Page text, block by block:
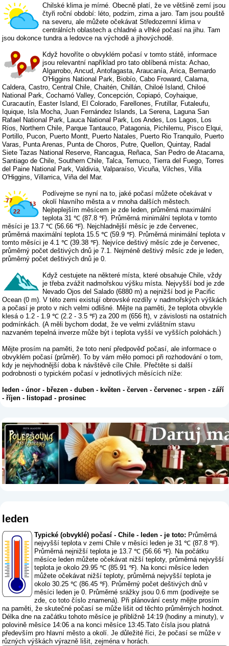
Chilské klima je mírné. Obecně platí, že ve většině zemí jsou
čtyři roční období: léto, podzim, zima a jaro. Tam jsou pouště
na severu, ale můžete očekávat Středozemní klima v
centrálních oblastech a chladné a vlhké počasí na jihu. Tam
jsou dokonce tundra a ledovce na východě a jihovýchodě.
Když hovoříte o obvyklém počasí v tomto státě, informace
jsou relevantní například pro tato oblíbená místa: Achao,
Algarrobo, Ancud, Antofagasta, Araucanía, Arica, Bernardo
O'Higgins National Park, Biobío, Cabo Froward, Calama,
Caldera, Castro, Central Chile, Chaitén, Chillán, Chiloé Island, Chiloé
National Park, Cochamó Valley, Concepción, Copiapó, Coyhaique,
Curacautín, Easter Island, El Colorado, Farellones, Frutillar, Futaleufu,
Iquique, Isla Mocha, Juan Fernández Islands, La Serena, Laguna San
Rafael National Park, Lauca National Park, Los Andes, Los Lagos, Los
Ríos, Northern Chile, Parque Tantauco, Patagonia, Pichilemu, Pisco Elqui,
Portillo, Pucon, Puerto Montt, Puerto Natales, Puerto Rio Tranquilo, Puerto
Varas, Punta Arenas, Punta de Choros, Putre, Quellon, Quintay, Radal
Siete Tazas National Reserve, Rancagua, Reñaca, San Pedro de Atacama,
Santiago de Chile, Southern Chile, Talca, Temuco, Tierra del Fuego, Torres
del Paine National Park, Valdivia, Valparaíso, Vicuña, Vilches, Villa
O'Higgins, Villarrica, Viña del Mar.
Podívejme se nyní na to, jaké počasí můžete očekávat v
okolí hlavního města a v mnoha dalších městech.
Nejteplejším měsícem je zde leden, průměrná maximální
teplota 31 ℃ (87.8 ℉). Průměrná minimální teplota v tomto
měsíci je 13.7 ℃ (56.66 ℉). Nejchladnější měsíc je zde červenec,
průměrná maximální teplota 15.5 ℃ (59.9 ℉). Průměrná minimální teplota v
tomto měsíci je 4.1 ℃ (39.38 ℉). Nejvíce deštivý měsíc zde je červenec,
průměrný počet deštivých dnů je 7.1. Nejméně deštivý měsíc zde je leden,
průměrný počet deštivých dnů je 0.
Když cestujete na některé místa, které obsahuje Chile, vždy
je třeba zvážit nadmořskou výšku místa. Nejvyšší bod je zde
Nevado Ojos del Salado (6880 m) a nejnižší bod je Pacific
Ocean (0 m). V této zemi existují obrovské rozdíly v nadmořských výškách
a počasí je proto v nich velmi odlišné. Mějte na paměti, že teplota obvykle
klesá o 1.2 - 1.9 ℃ (2.2 - 3.5 ℉) za 200 m (656 ft), v závislosti na ostatních
podmínkách. (A měli bychom dodat, že ve velmi zvláštním stavu
nazvaném tepelná inverze může být i teplota vyšší ve vyšších polohách.)
Mějte prosím na paměti, že toto není předpověď počasí, ale informace o
obvyklém počasí (průměr). To by vám mělo pomoci při rozhodování o tom,
kdy je nejvhodnější doba k návštěvě cíle Chile. Přečtěte si další
podrobnosti o typickém počasí v jednotlivých měsících níže:
leden -únor -březen -duben -květen -červen -červenec -srpen -září
-říjen -listopad -prosinec
leden
Typické (obvyklé) počasí - Chile - leden - je toto: Průměrná
nejvyšší teplota v zemi Chile v měsíci leden je 31 ℃ (87.8 ℉).
Průměrná nejnižší teplota je 13.7 ℃ (56.66 ℉). Na počátku
měsíce leden můžete očekávat nižší teploty, průměrná nejvyšší
teplota je okolo 29.95 ℃ (85.91 ℉). Na konci měsíce leden
můžete očekávat nižší teploty, průměrná nejvyšší teplota je
okolo 30.25 ℃ (86.45 ℉). Průměrný počet deštivých dnů v
měsíci leden je 0. Průměrné srážky jsou 0.6 mm (podívejte se
zde, co toto číslo znamená). Při plánování cesty mějte prosím
na paměti, že skutečné počasí se může lišit od těchto průměrných hodnot.
Délka dne na začátku tohoto měsíce je přibližně 14:19 (hodiny a minuty), v
polovině měsíce 14:06 a na konci měsíce 13:45.Tato čísla jsou platná
především pro hlavní město a okolí. Je důležité říci, že počasí se může v
různých výškách výrazně lišit, zejména v horách.